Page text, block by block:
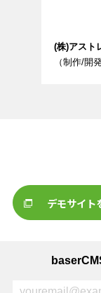
(株)アスト
（制作/開
デモサイト